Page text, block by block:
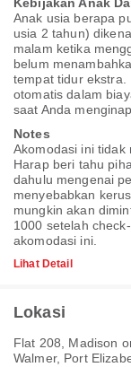
Kebijakan Anak
Anak usia berapa
usia 2 tahun)
malam ketika
belum
tempat tidur ekstra.
otomatis dalam
saat Anda
Notes
Akomodasi ini tidak
Harap beri tahu
dahulu mengenai
menyebabkan
mungkin akan
1000 setelah
akomodasi ini.
Lihat Detail
Lokasi
Flat 208, Madison
Walmer, Port